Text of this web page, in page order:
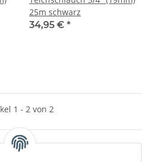
25m schwarz
34,95 € *
1 - 2 von 2